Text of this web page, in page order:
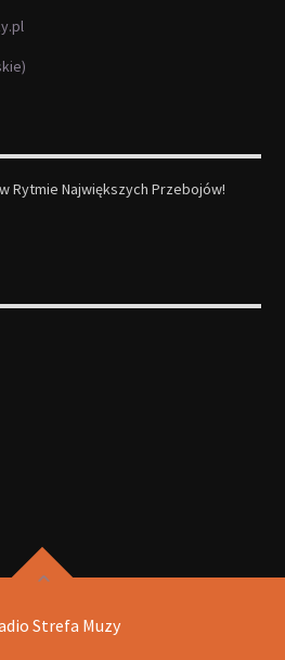
Rytmie Największych Przebojów!
Strefa Muzy